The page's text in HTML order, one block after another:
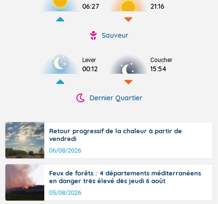
06:27 21:16
Sauveur
Lever
00:12
Coucher
15:54
Dernier Quartier
Retour progressif de la chaleur à partir de
vendredi
06/08/2026
Feux de forêts : 4 départements méditerranéens
en danger très élevé dès jeudi 6 août
05/08/2026